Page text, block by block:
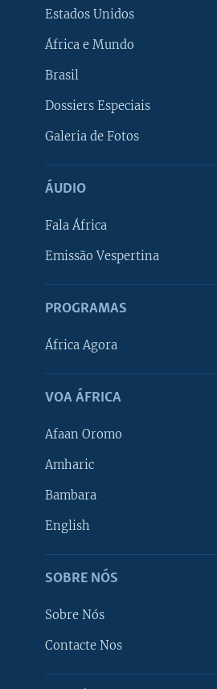
Estados Unidos
África e Mundo
Brasil
Dossiers Especiais
Galeria de Fotos
ÁUDIO
Fala África
Emissão Vespertina
PROGRAMAS
África Agora
VOA ÁFRICA
Afaan Oromo
Amharic
Bambara
English
SOBRE NÓS
Sobre Nós
Contacte Nos